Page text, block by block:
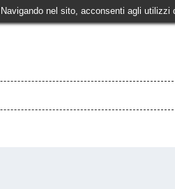
nel sito, acconsenti agli